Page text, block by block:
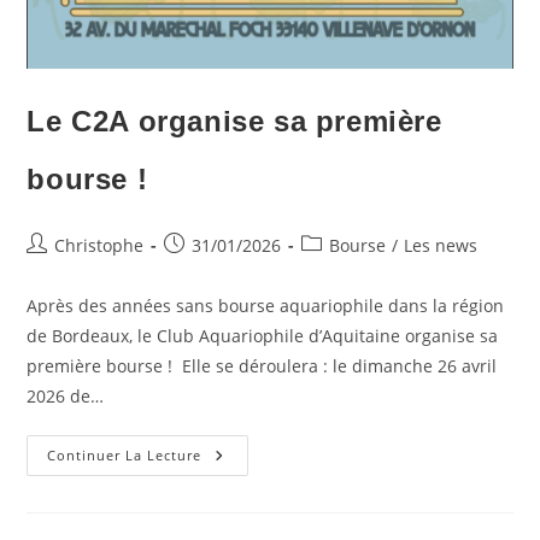
Le C2A organise sa première
bourse !
Auteur/autrice
la
publication :
Christophe
Publication
31/01/2026
PostBourse / Les news
Après des années sans bourse aquariophile dans la région
de Bordeaux, le Club Aquariophile d’Aquitaine organise sa
première bourse ! Elle se déroulera : le dimanche 26 avril
2026 de…
Continuer La Lecture Le
C2A